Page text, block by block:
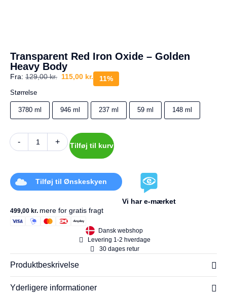
t
u
r
Din
kurv
er
Transparent Red Iron Oxide – Golden
Heavy Body
Fra: 129,00kr. 115,00 kr. 11%
Størrelse
3780 ml 946 ml 237 ml 59 ml 148 ml
- + Tilføj til kurv
Tilføj til Ønskeskyen
Vi har e-mærket
499,00 kr. mere for gratis fragt
Dansk webshop
Levering 1-2 hverdage
30 dages retur
Produktbeskrivelse
Yderligere informationer